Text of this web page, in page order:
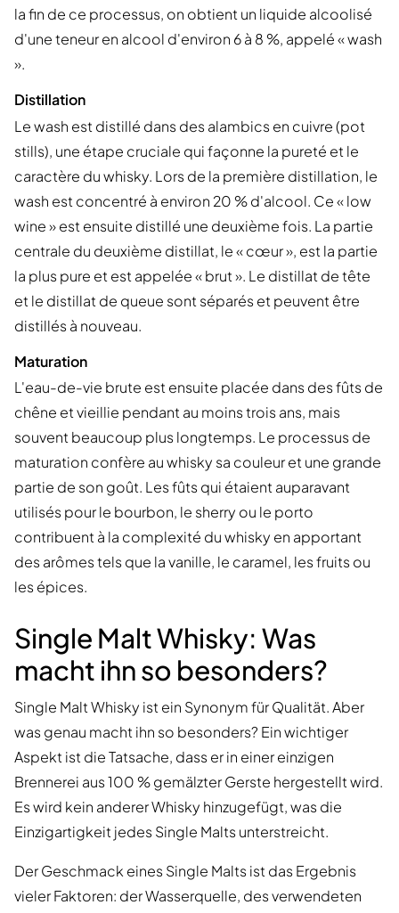
la fin de ce processus, on obtient un liquide alcoolisé
d'une teneur en alcool d'environ 6 à 8 %, appelé « wash
».
Distillation
Le wash est distillé dans des alambics en cuivre (pot
stills), une étape cruciale qui façonne la pureté et le
caractère du whisky. Lors de la première distillation, le
wash est concentré à environ 20 % d'alcool. Ce « low
wine » est ensuite distillé une deuxième fois. La partie
centrale du deuxième distillat, le « cœur », est la partie
la plus pure et est appelée « brut ». Le distillat de tête
et le distillat de queue sont séparés et peuvent être
distillés à nouveau.
Maturation
L'eau-de-vie brute est ensuite placée dans des fûts de
chêne et vieillie pendant au moins trois ans, mais
souvent beaucoup plus longtemps. Le processus de
maturation confère au whisky sa couleur et une grande
partie de son goût. Les fûts qui étaient auparavant
utilisés pour le bourbon, le sherry ou le porto
contribuent à la complexité du whisky en apportant
des arômes tels que la vanille, le caramel, les fruits ou
les épices.
Single Malt Whisky: Was
macht ihn so besonders?
Single Malt Whisky ist ein Synonym für Qualität. Aber
was genau macht ihn so besonders? Ein wichtiger
Aspekt ist die Tatsache, dass er in einer einzigen
Brennerei aus 100 % gemälzter Gerste hergestellt wird.
Es wird kein anderer Whisky hinzugefügt, was die
Einzigartigkeit jedes Single Malts unterstreicht.
Der Geschmack eines Single Malts ist das Ergebnis
vieler Faktoren: der Wasserquelle, des verwendeten